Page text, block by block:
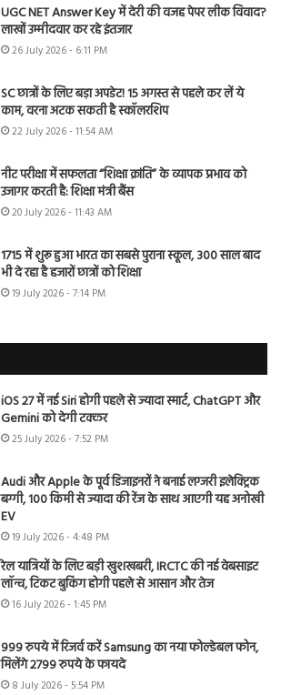
UGC NET Answer Key में देरी की वजह पेपर लीक विवाद?
लाखों उम्मीदवार कर रहे इंतजार
26 July 2026 - 6:11 PM
SC छात्रों के लिए बड़ा अपडेट! 15 अगस्त से पहले कर लें ये
काम, वरना अटक सकती है स्कॉलरशिप
22 July 2026 - 11:54 AM
नीट परीक्षा में सफलता “शिक्षा क्रांति” के व्यापक प्रभाव को
उजागर करती है: शिक्षा मंत्री बैंस
20 July 2026 - 11:43 AM
1715 में शुरू हुआ भारत का सबसे पुराना स्कूल, 300 साल बाद
भी दे रहा है हजारों छात्रों को शिक्षा
19 July 2026 - 7:14 PM
iOS 27 में नई Siri होगी पहले से ज्यादा स्मार्ट, ChatGPT और
Gemini को देगी टक्कर
25 July 2026 - 7:52 PM
Audi और Apple के पूर्व डिजाइनरों ने बनाई लग्जरी इलेक्ट्रिक
बग्गी, 100 किमी से ज्यादा की रेंज के साथ आएगी यह अनोखी
EV
19 July 2026 - 4:48 PM
रेल यात्रियों के लिए बड़ी खुशखबरी, IRCTC की नई वेबसाइट
लॉन्च, टिकट बुकिंग होगी पहले से आसान और तेज
16 July 2026 - 1:45 PM
999 रुपये में रिजर्व करें Samsung का नया फोल्डेबल फोन,
मिलेंगे 2799 रुपये के फायदे
8 July 2026 - 5:54 PM